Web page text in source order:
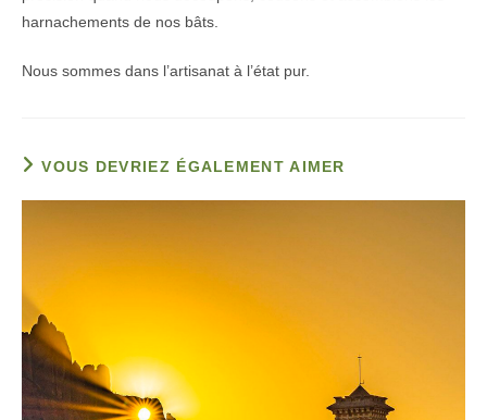
harnachements de nos bâts.
Nous sommes dans l’artisanat à l’état pur.
VOUS DEVRIEZ ÉGALEMENT AIMER